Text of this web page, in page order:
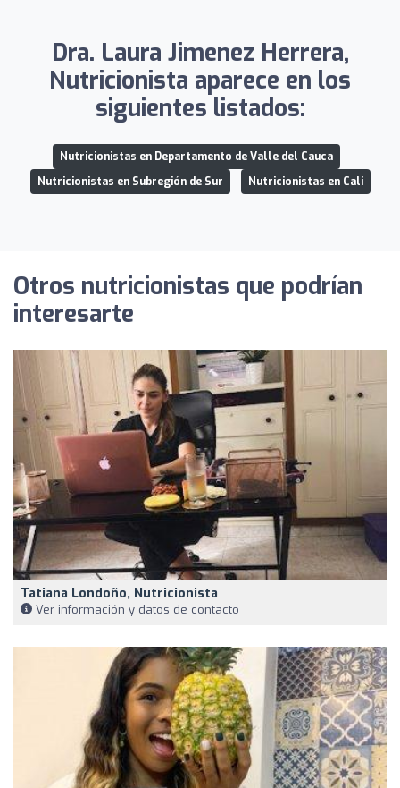
Dra. Laura Jimenez Herrera,
Nutricionista aparece en los
siguientes listados:
Nutricionistas en Departamento de Valle del Cauca
Nutricionistas en Subregión de Sur
Nutricionistas en Cali
Otros nutricionistas que podrían
interesarte
Tatiana Londoño, Nutricionista
Ver información y datos de contacto